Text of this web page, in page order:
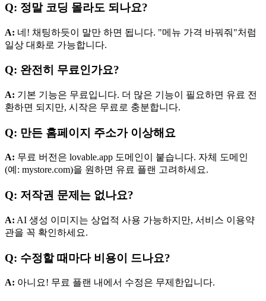
Q: 정말 코딩 몰라도 되나요?
A: 네! 채팅하듯이 말만 하면 됩니다. "메뉴 가격 바꿔줘"처럼
일상 대화로 가능합니다.
Q: 완전히 무료인가요?
A: 기본 기능은 무료입니다. 더 많은 기능이 필요하면 유료 전
환하면 되지만, 시작은 무료로 충분합니다.
Q: 만든 홈페이지 주소가 이상해요
A: 무료 버전은 lovable.app 도메인이 붙습니다. 자체 도메인
(예: mystore.com)을 원하면 유료 플랜 고려하세요.
Q: 저작권 문제는 없나요?
A: AI 생성 이미지는 상업적 사용 가능하지만, 서비스 이용약
관을 꼭 확인하세요.
Q: 수정할 때마다 비용이 드나요?
A: 아니요! 무료 플랜 내에서 수정은 무제한입니다.